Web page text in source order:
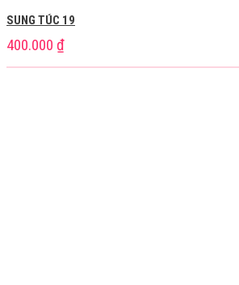
SUNG TÚC 19
400.000 ₫